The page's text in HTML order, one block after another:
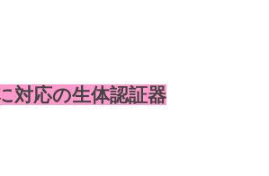
対応の生体認証器